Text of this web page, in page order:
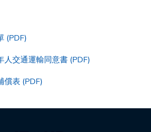
(PDF)
人交通運輸同意書 (PDF)
償表 (PDF)